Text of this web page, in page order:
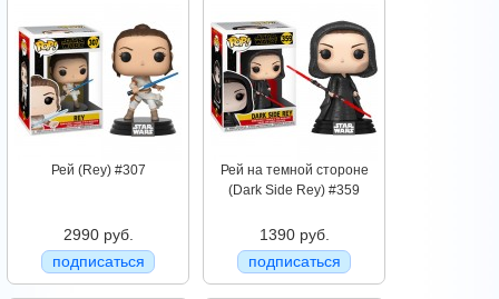
Рей (Rey) #307
2990 руб.
подписаться
Рей на темной стороне
(Dark Side Rey) #359
1390 руб.
подписаться